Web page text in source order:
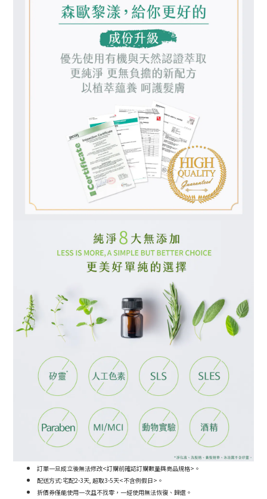
訂單一旦成立後無法修改<訂購前確認訂購數量與商品規格>。
配送方式:宅配2-3天, 超取3-5天<不含例假日>。
折價券僅能使用一次且不找零，一經使用無法恢復、歸還。